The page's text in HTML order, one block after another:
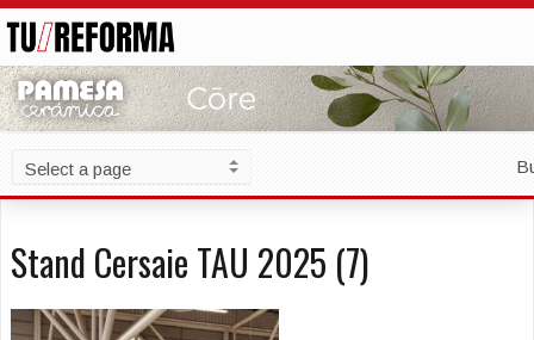
Stand Cersaie TAU 2025 (7)